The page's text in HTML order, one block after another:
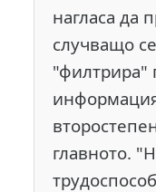
нагласа да
случващо
"филтрира"
главното.